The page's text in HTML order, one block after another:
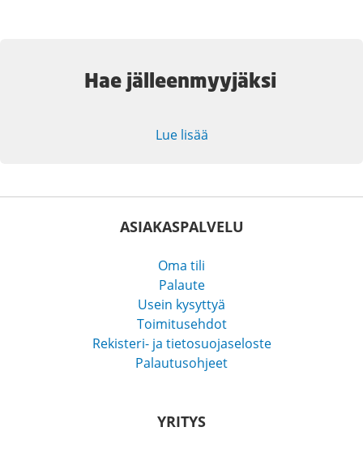
Hae jälleenmyyjäksi
Lue lisää
ASIAKASPALVELU
Oma tili
Palaute
Usein kysyttyä
Toimitusehdot
Rekisteri- ja tietosuojaseloste
Palautusohjeet
YRITYS